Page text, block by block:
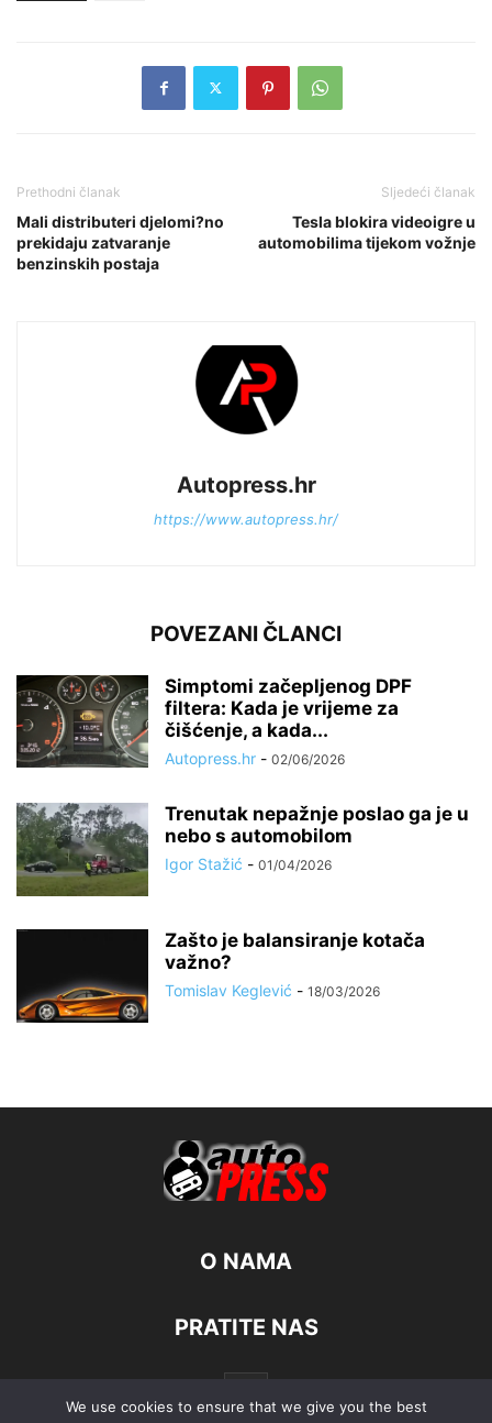
Prethodni članak
Mali distributeri djelomi?no
prekidaju zatvaranje
benzinskih postaja
Sljedeći članak
Tesla blokira videoigre u
automobilima tijekom vožnje
Autopress.hr
https://www.autopress.hr/
POVEZANI ČLANCI
Simptomi začepljenog DPF
filtera: Kada je vrijeme za
čišćenje, a kada...
Autopress.hr - 02/06/2026
Trenutak nepažnje poslao ga je u
nebo s automobilom
Igor Stažić - 01/04/2026
Zašto je balansiranje kotača
važno?
Tomislav Keglević - 18/03/2026
O NAMA
PRATITE NAS
We use cookies to ensure that we give you the best